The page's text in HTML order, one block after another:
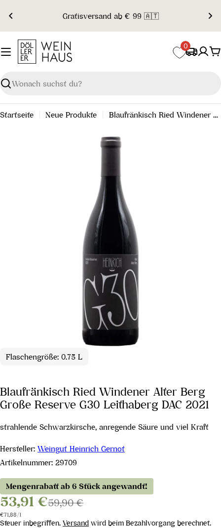
Inhalt
springen
Gratisversand ab € 99 🇦🇹
Suchen
0
Startseite Neue Produkte Blaufränkisch Ried Windener Alter Berg Große Reserve G30 Leithaberg DAC 2021
Flaschengröße: 0.75 L
Blaufränkisch Ried Windener Alter Berg
Große Reserve G30 Leithaberg DAC 2021
strahlende Schwarzkirsche, anregende Säure und viel Kraft
Hersteller: Weingut Heinrich Gernot
Artikelnummer: 29709
Mengenrabatt ab 6 Stück angewandt!
53,91 €59,90 €
Stückpreis
€71,88/pro
l
Steuer inbegriffen. Versand wird beim Bezahlvorgang berechnet.